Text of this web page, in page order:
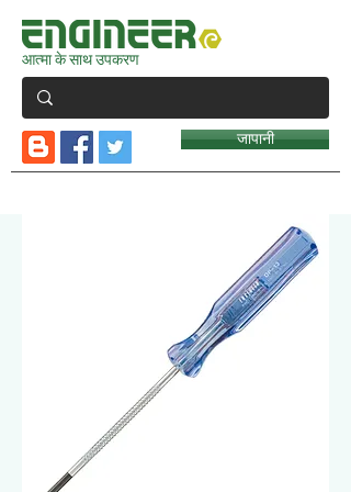
आत्मा के साथ उपकरण
जापानी